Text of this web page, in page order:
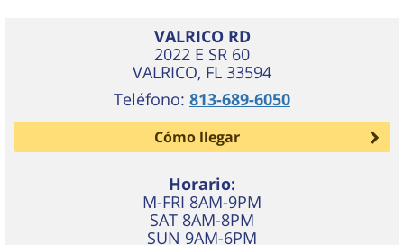
VALRICO RD
2022 E SR 60
VALRICO, FL 33594
Teléfono: 813-689-6050
Cómo llegar
Horario:
M-FRI 8AM-9PM
SAT 8AM-8PM
SUN 9AM-6PM